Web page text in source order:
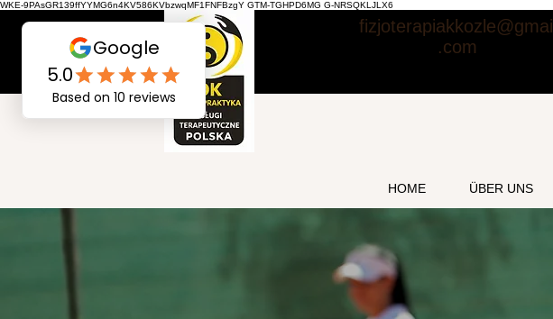
WKE-9PAsGR139ffYYMG6n4KV586KVbzwqMF1FNFBzgY GTM-TGHPD6MG G-NRSQKLJLX6
fizjoterapiakkozle@gmail
.com
HOME ÜBER UNS